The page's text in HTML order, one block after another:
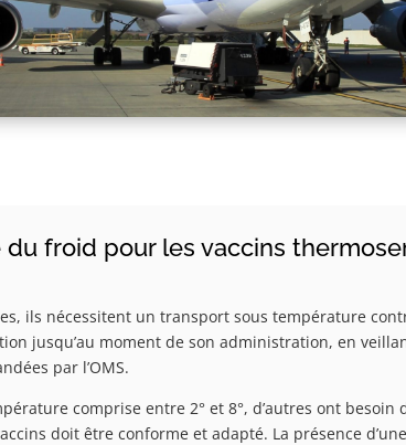
du froid pour les vaccins
ils nécessitent un transport sous température
jusqu’au moment de son administration, en
par l’OMS.
comprise entre 2° et 8°, d’autres ont
doit être conforme et adapté. La présence